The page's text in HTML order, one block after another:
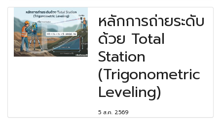
หลักการถ่ายระดับ
ด้วย Total
Station
(Trigonometric
Leveling)
5 ส.ค. 2569